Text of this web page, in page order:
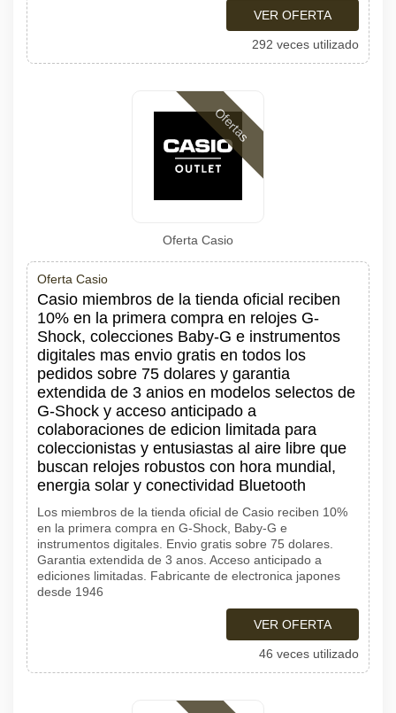
VER OFERTA
292 veces utilizado
Ofertas
Oferta Casio
Oferta Casio
Casio miembros de la tienda oficial reciben
10% en la primera compra en relojes G-
Shock, colecciones Baby-G e instrumentos
digitales mas envio gratis en todos los
pedidos sobre 75 dolares y garantia
extendida de 3 anios en modelos selectos de
G-Shock y acceso anticipado a
colaboraciones de edicion limitada para
coleccionistas y entusiastas al aire libre que
buscan relojes robustos con hora mundial,
energia solar y conectividad Bluetooth
Los miembros de la tienda oficial de Casio reciben 10%
en la primera compra en G-Shock, Baby-G e
instrumentos digitales. Envio gratis sobre 75 dolares.
Garantia extendida de 3 anos. Acceso anticipado a
ediciones limitadas. Fabricante de electronica japones
desde 1946
VER OFERTA
46 veces utilizado